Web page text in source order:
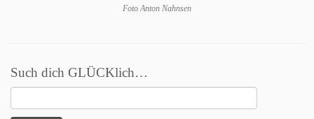
Foto Anton Nahnsen
Such dich GLÜCKlich…
nach: